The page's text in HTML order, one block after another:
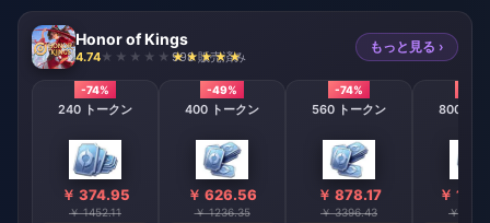
Honor of Kings
4.74 998 販売済み
もっと見る ›
-74%
240 トークン
￥ 374.95
￥ 1452.11
-49%
400 トークン
￥ 626.56
￥ 1236.35
-74%
560 トークン
￥ 878.17
￥ 3396.43
800 ト
￥
￥